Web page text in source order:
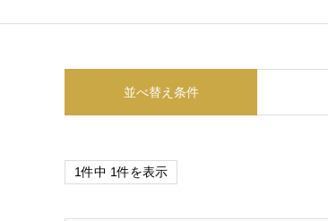
並べ替え条件
1件中 1件を表示